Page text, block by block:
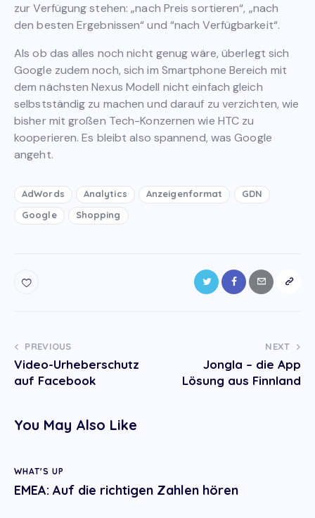
zur Verfügung stehen: „nach Preis sortieren“, „nach
den besten Ergebnissen“ und “nach Verfügbarkeit“.
Als ob das alles noch nicht genug wäre, überlegt sich
Google zudem noch, sich im Smartphone Bereich mit
dem nächsten Nexus Modell nicht einfach gleich
selbstständig zu machen und darauf zu verzichten, wie
bisher mit großen Tech-Konzernen wie HTC zu
kooperieren. Es bleibt also spannend, was Google
angeht.
AdWords Analytics Anzeigenformat
GDN
Google
Shopping
Post
navigation
PREVIOUS
Video-Urheberschutz
auf Facebook
NEXT
Jongla – die App
Lösung aus Finnland
You May Also Like
WHAT'S UP
EMEA: Auf die richtigen Zahlen hören